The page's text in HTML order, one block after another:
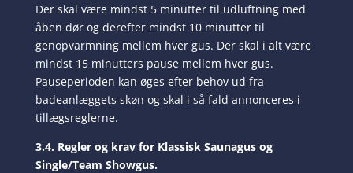
Der skal være mindst 5 minutter til udluftning med
åben dør og derefter mindst 10 minutter til
genopvarmning mellem hver gus. Der skal i alt være
mindst 15 minutters pause mellem hver gus.
Pauseperioden kan øges efter behov ud fra
badeanlæggets skøn og skal i så fald annonceres i
tillægsreglerne.
3.4. Regler og krav for Klassisk Saunagus og
Single/Team Showgus.